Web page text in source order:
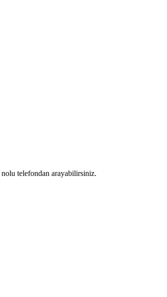
nolu telefondan arayabilirsiniz.